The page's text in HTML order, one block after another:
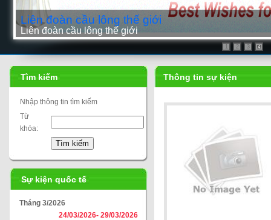
Liên đoàn cầu lông thế giới
Liên đoàn cầu lông thế giới
1 2 3 4
Tìm kiếm
Nhập thông tin tìm kiếm
Từ
khóa:
Sự kiện quốc tế
Tháng 3/2026
24/03/2026- 29/03/2026
Thông tin sự kiện